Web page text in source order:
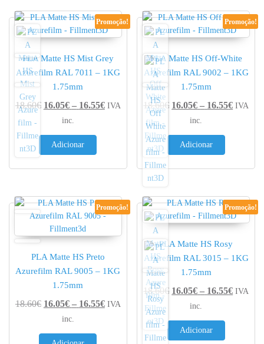
Promoção!
PLA Matte HS Mist Grey
Azurefilm RAL 7011 – 1KG
1.75mm
18.60€ 16.05€ – 16.55€Price range: 16.05€ through 16.55€
IVA
inc.
Adicionar
Promoção!
PLA Matte HS Off-White
Azurefilm RAL 9002 – 1KG
1.75mm
18.60€ 16.05€ – 16.55€Price
IVA
inc.
Adicionar
Promoção!
PLA Matte HS Preto
Azurefilm RAL 9005 – 1KG
1.75mm
18.60€ 16.05€ – 16.55€Price range: 16.05€ through 16.55€
IVA
inc.
Promoção!
PLA Matte HS Rosy
Azurefilm RAL 3015 – 1KG
1.75mm
18.60€ 16.05€ – 16.55€Price
IVA
inc.
Adicionar